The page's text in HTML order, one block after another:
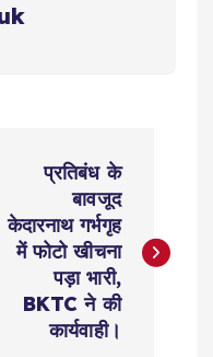
प्रतिबंध के
बावजूद
केदारनाथ गर्भगृह
में फोटो खीचना
पड़ा भारी,
BKTC ने की
कार्यवाही।